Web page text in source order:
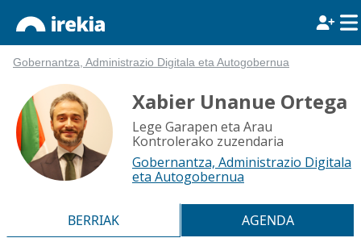
Gobernantza, Administrazio Digitala eta Autogobernua
Xabier Unanue Ortega
Lege Garapen eta Arau
Kontrolerako zuzendaria
Gobernantza, Administrazio Digitala
eta Autogobernua
BERRIAK
AGENDA